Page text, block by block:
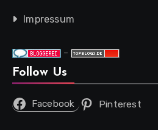
Impressum
-
Follow Us
Facebook Pinterest